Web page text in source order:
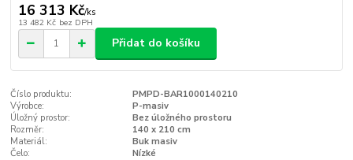
16 313 Kč/ks
13 482 Kč bez DPH
Přidat do košíku
Číslo produktu:
PMPD-BAR1000140210
Výrobce:
P-masiv
Úložný prostor:
Bez úložného prostoru
Rozměr:
140 x 210 cm
Materiál:
Buk masiv
Čelo:
Nízké